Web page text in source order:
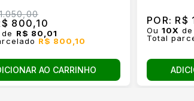
800,10
de R$ 80,01
R$ 800,10
AO CARRINHO
POR: R$
Ou10X de
Total